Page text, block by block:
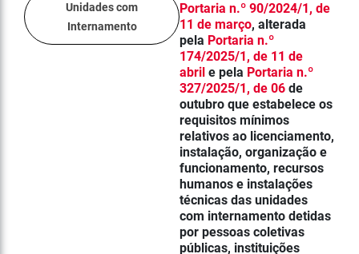
Unidades com
Internamento
Portaria n.º 90/2024/1, de
11 de março, alterada
pela Portaria n.º
174/2025/1, de 11 de
abril e pela Portaria n.º
327/2025/1, de 06 de
outubro que estabelece os
requisitos mínimos
relativos ao licenciamento,
instalação, organização e
funcionamento, recursos
humanos e instalações
técnicas das unidades
com internamento detidas
por pessoas coletivas
públicas, instituições